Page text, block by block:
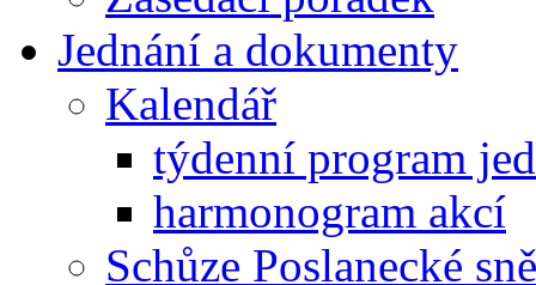
Jednání a dokumenty
Kalendář
týdenní program
harmonogram akcí
Schůze Poslanecké